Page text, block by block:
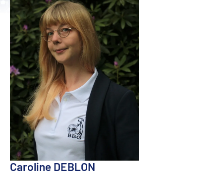
Caroline DEBLON